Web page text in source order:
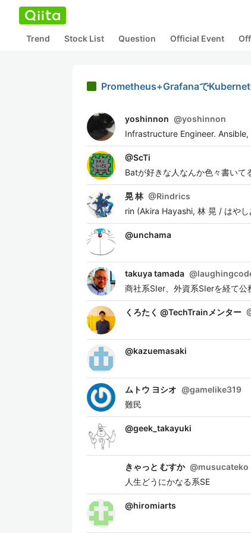
Trend Stock List Question Official Event
Prometheus+Grafanaで
yoshinnon @yoshinnon
Infrastructure Engineer.
@ScTi
Batが好きな人なんか色々書いて
晃 林 @Rindrics
rin (Akira Hayashi, 林 晃 / はや
@unchama
takuya tamada @
商社系SIer、外資系SIerを経て
くろたく @TechTrainメンター
@kazuemasaki
ムトウ ヨシオ @gamelike319
難民
@geek_takayuki
きゃっと むすか @musucateko
人生どうにかなる系SE
@hiromiarts